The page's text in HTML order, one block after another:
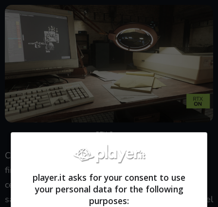
RTX On
Come già sottolineato, al momento non c’è una
finestra di lancio per questa mod, ma se avete una
certa dimestichezza con i progetti di modding allora
sapete che possono richiedere diverso tempo. Se nel
player.it asks for your consent to use
your personal data for the following
purposes: